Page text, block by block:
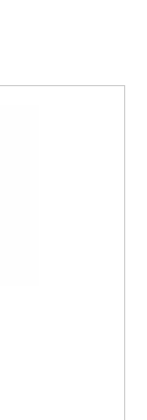
optimiser une
pour l’extérieur
Store.